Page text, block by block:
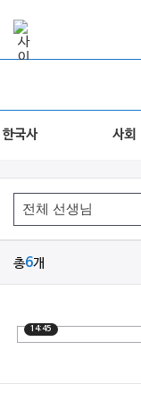
한국사 사회
총6개
14:45